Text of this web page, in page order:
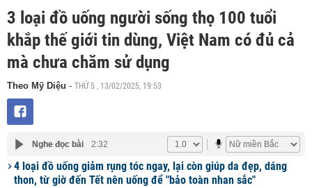
3 loại đồ uống người sống thọ 100 tuổi
khắp thế giới tin dùng, Việt Nam có đủ cả
mà chưa chăm sử dụng
Theo Mỹ Diệu - THỨ 5 , 13/02/2025, 19:53
Nghe đọc bài 2:32
4 loại đồ uống giảm rụng tóc ngay, lại còn giúp da đẹp, dáng
thon, từ giờ đến Tết nên uống để "bảo toàn nhan sắc"